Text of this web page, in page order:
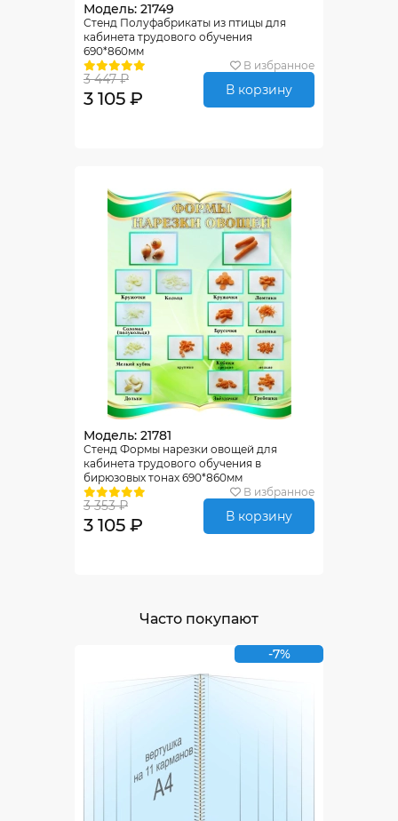
Модель: 21749
Стенд Полуфабрикаты из птицы для
кабинета трудового обучения
690*860мм
В избранное
3 447 ₽
3 105 ₽ В корзину
Модель: 21781
Стенд Формы нарезки овощей для
кабинета трудового обучения в
бирюзовых тонах 690*860мм
В избранное
3 353 ₽
3 105 ₽ В корзину
Часто покупают
-7%